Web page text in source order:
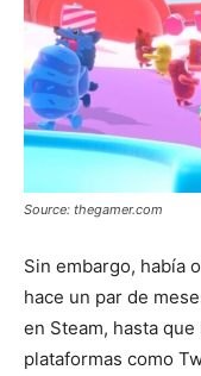
Source: thegamer.com
Sin embargo, había
hace un par de
en Steam, hasta
plataformas como